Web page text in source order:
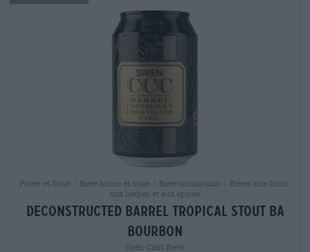
Porter et Stout | Bière brune et noire | Bière multigrains | Bières aux fruits,
aux herbes et aux épices
deconstructed barrel tropical stout ba
bourbon
Siren Craft Brew